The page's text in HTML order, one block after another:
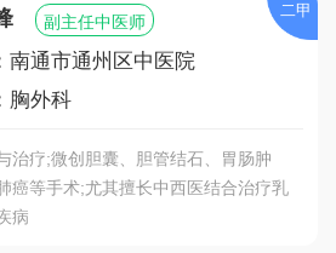
副主任中医师
南通市通州区中医院
胸外科
治疗;微创胆囊、胆管结石、胃肠肿
癌等手术;尤其擅长中西医结合治疗乳
病
二甲